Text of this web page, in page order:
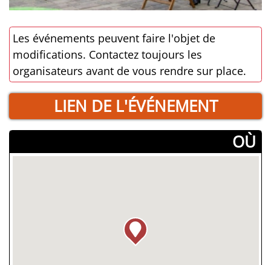
Les événements peuvent faire l'objet de
modifications. Contactez toujours les
organisateurs avant de vous rendre sur place.
LIEN DE L'ÉVÉNEMENT
­OÙ